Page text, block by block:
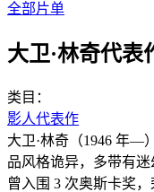
全部片单
大卫·林奇代表
类目：
影人代表作
大卫·林奇（1946 年—
品风格诡异，多带有
曾入围 3 次奥斯卡奖